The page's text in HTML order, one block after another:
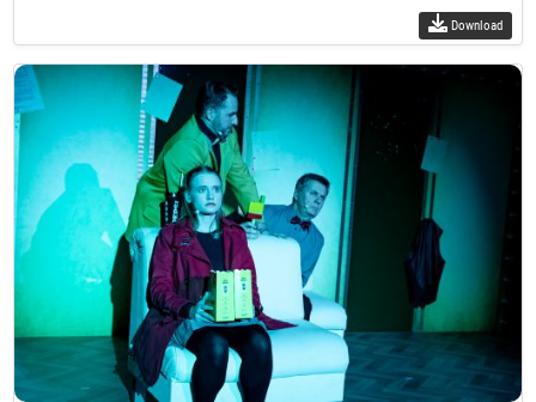
Download